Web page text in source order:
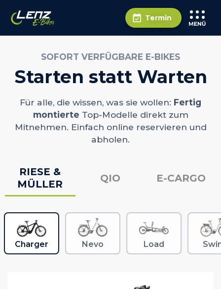
Termin
SOFORT VERFÜGBARE E-BIKES
Starten statt Warten
Für alle, die wissen, was sie wollen: Fertig
montierte Top-Modelle direkt zum
Mitnehmen. Einfach online reservieren und
abholen.
RIESE &
MÜLLER
QIO E-CARGO
Charger Nevo Load